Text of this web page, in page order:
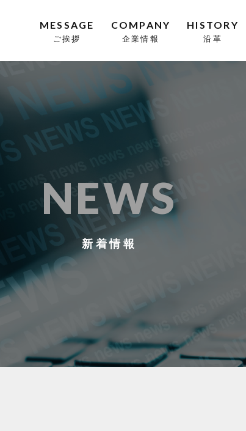
MESSAGE
ご挨拶
COMPANY
企業情報
HISTORY
沿革
NEWS
新着情報